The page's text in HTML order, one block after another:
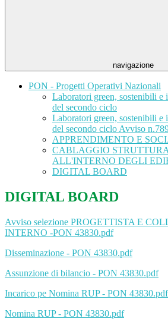
navigazione
PON - Progetti Operativi Nazionali
Laboratori green, sostenibili e
del secondo ciclo
Laboratori green, sostenibili e
del secondo ciclo Avviso
APPRENDIMENTO E
CABLAGGIO
ALL'INTERNO DEGLI
DIGITAL BOARD
DIGITAL BOARD
Avviso selezione PROGETTISTA E
INTERNO -PON 43830.pdf
Disseminazione - PON 43830.pdf
Assunzione di bilancio - PON 43830.pdf
Incarico pe Nomina RUP - PON 43830.pdf
Nomina RUP - PON 43830.pdf